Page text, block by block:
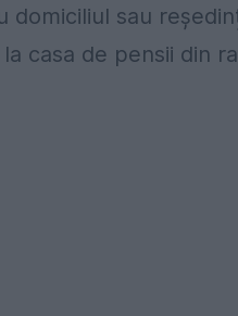
domiciliul sau
casa de pensii din